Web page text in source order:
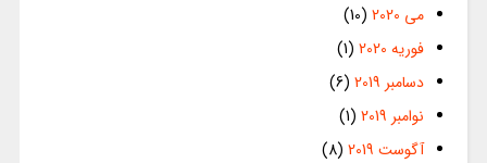
می 2020
(10)
فوریه 2020
(1)
دسامبر 2019
(6)
نوامبر 2019
(1)
آگوست 2019
(8)